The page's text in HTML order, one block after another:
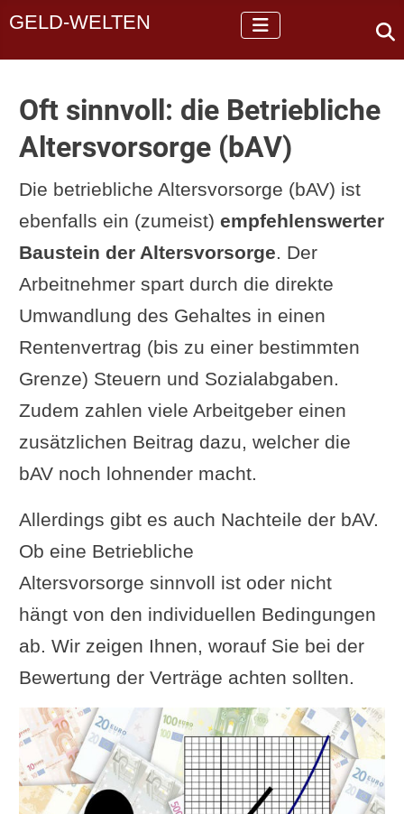
GELD-WELTEN
Oft sinnvoll: die Betriebliche
Altersvorsorge (bAV)
Die betriebliche Altersvorsorge (bAV) ist
ebenfalls ein (zumeist) empfehlenswerter
Baustein der Altersvorsorge. Der
Arbeitnehmer spart durch die direkte
Umwandlung des Gehaltes in einen
Rentenvertrag (bis zu einer bestimmten
Grenze) Steuern und Sozialabgaben.
Zudem zahlen viele Arbeitgeber einen
zusätzlichen Beitrag dazu, welcher die
bAV noch lohnender macht.
Allerdings gibt es auch Nachteile der bAV.
Ob eine Betriebliche
Altersvorsorge sinnvoll ist oder nicht
hängt von den individuellen Bedingungen
ab. Wir zeigen Ihnen, worauf Sie bei der
Bewertung der Verträge achten sollten.